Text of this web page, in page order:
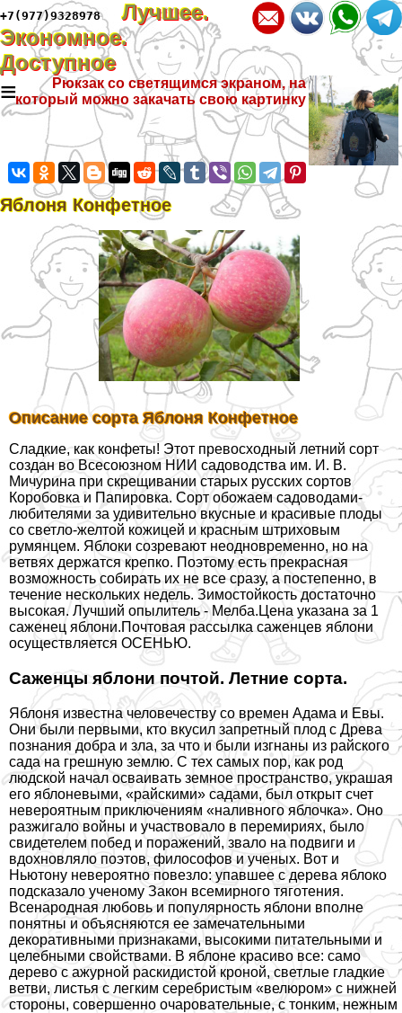
+7(977)9328978
Лучшее.
Экономное.
Доступное
≡
Рюкзак со светящимся экраном, на
который можно закачать свою картинку
Яблоня Конфетное
Описание сорта Яблоня Конфетное
Сладкие, как конфеты! Этот превосходный летний сорт
создан во Всесоюзном НИИ садоводства им. И. В.
Мичурина при скрещивании старых русских сортов
Коробовка и Папировка. Сорт обожаем садоводами-
любителями за удивительно вкусные и красивые плоды
со светло-желтой кожицей и красным штриховым
румянцем. Яблоки созревают неодновременно, но на
ветвях держатся крепко. Поэтому есть прекрасная
возможность собирать их не все сразу, а постепенно, в
течение нескольких недель. Зимостойкость достаточно
высокая. Лучший опылитель - Мелба.Цена указана за 1
саженец яблони.Почтовая рассылка саженцев яблони
осуществляется ОСЕНЬЮ.
Саженцы яблони почтой. Летние сорта.
Яблоня известна человечеству со времен Адама и Евы.
Они были первыми, кто вкусил запретный плод с Древа
познания добра и зла, за что и были изгнаны из райского
сада на грешную землю. С тех самых пор, как род
людской начал осваивать земное прострaнcтво, украшая
его яблоневыми, «райскими» садами, был открыт счет
невероятным приключениям «наливного яблочка». Оно
разжигало войны и участвовало в перемириях, было
свидетелем побед и поражений, звало на подвиги и
вдохновляло поэтов, философов и ученых. Вот и
Ньютону невероятно повезло: упавшее с дерева яблоко
подсказало ученому Закон всемирного тяготения.
Всенародная любовь и популярность яблони вполне
понятны и объясняются ее замечательными
декоративными признаками, высокими питательными и
целебными свойствами. В яблоне красиво все: само
дерево с ажурной раскидистой кроной, светлые гладкие
ветви, листья с легким серебристым «велюром» с нижней
стороны, совершенно очаровательные, с тонким, нежным